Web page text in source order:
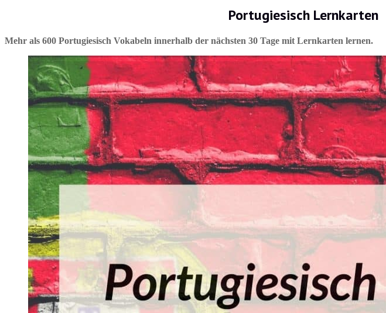
Portugiesisch Lernkarten
Mehr als 600 Portugiesisch Vokabeln innerhalb der nächsten 30 Tage mit Lernkarten lernen.